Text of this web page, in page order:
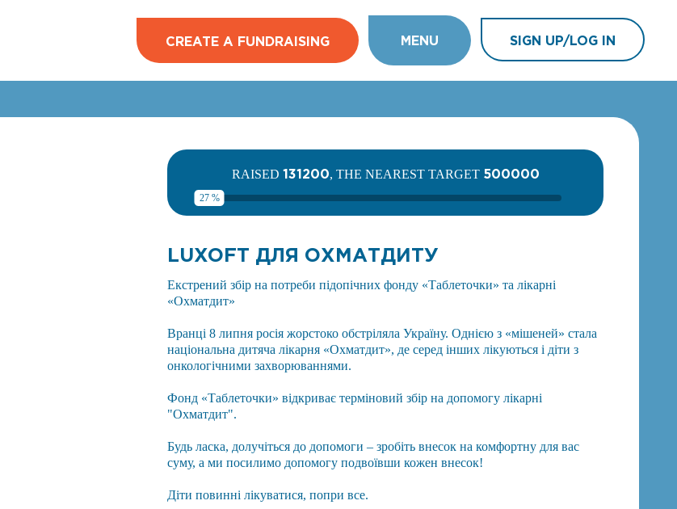
CREATE A FUNDRAISING MENU SIGN UP/LOG IN
RAISED 131200, THE NEAREST TARGET 500000
27 %
LUXOFT ДЛЯ ОХМАТДИТУ
Екстрений збір на потреби підопічних фонду «Таблеточки» та лікарні
«Охматдит»
Вранці 8 липня росія жорстоко обстріляла Україну. Однією з «мішеней» стала
національна дитяча лікарня «Охматдит», де серед інших лікуються і діти з
онкологічними захворюваннями.
Фонд «Таблеточки» відкриває терміновий збір на допомогу лікарні
"Охматдит".
Будь ласка, долучіться до допомоги – зробіть внесок на комфортну для вас
суму, а ми посилимо допомогу подвоївши кожен внесок!
Діти повинні лікуватися, попри все.